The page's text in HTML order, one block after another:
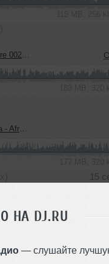
НА DJ.RU
— слушайте
#2
(2k25)
15